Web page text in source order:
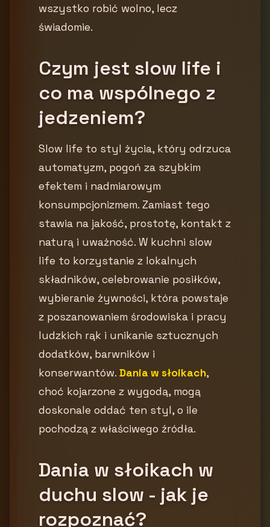
wszystko robić wolno, lecz
świadomie.
Czym jest slow life i
co ma wspólnego z
jedzeniem?
Slow life to styl życia, który odrzuca
automatyzm, pogoń za szybkim
efektem i nadmiarowym
konsumpcjonizmem. Zamiast tego
stawia na jakość, prostotę, kontakt z
naturą i uważność. W kuchni slow
life to korzystanie z lokalnych
składników, celebrowanie posiłków,
wybieranie żywności, która powstaje
z poszanowaniem środowiska i pracy
ludzkich rąk i unikanie sztucznych
dodatków, barwników i
konserwantów. Dania w słoikach,
choć kojarzone z wygodą, mogą
doskonale oddać ten styl, o ile
pochodzą z właściwego źródła.
Dania w słoikach w
duchu slow - jak je
rozpoznać?